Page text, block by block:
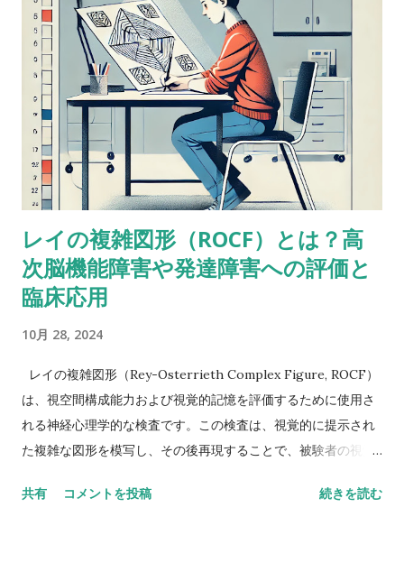
ばかりのアセスメントを詳しく考えてみると、言葉の受容と表
出が明らかに難しいケースだったけど、視空間スキルと処理速
度はまったく問題なく保たれていた。-Miriam という問題提起
に対するスレッドのようだ。 私も以前に何度か同じようなパタ
ーンに出会ったことがあって似たようなことを考えたことがあ
るけど、ぜんぜん専門外だったから。あなたももう考えてるだ
ろうけど、語音整列はたぶんより複雑な課題だと思う。という
のも、数唱のように単に数字を扱うんじゃなくって、（文字と
数字という）二種類の情報を使ってそれを切り替えながら作業
しなきゃいけないから。被験者が教示を理解して、すべてをす
っかり頭に入れることができたという手応えはありました
か？ これ（語音整列）を実行するにはいくつかの操作が必要
特に障壁となるかもしれません。他の下位検査にもこの仮説が
は、並べ替えなどの操作が入ると難しいのかなと推測できるけ
レイの複雑図形（ROCF）とは？高
次脳機能障害や発達障害への評価と
臨床応用
10月 28, 2024
レイの複雑図形（Rey-Osterrieth Complex Figure, ROCF）
は、視空間構成能力および視覚的記憶を評価するために使用さ
れる神経心理学的な検査です。この検査は、視覚的に提示され
た複雑な図形を模写し、その後再現することで、被験者の視覚
ROCFの概要、高次脳機能障害および発達障害への評価と臨床
共有 コメントを投稿 続きを読む